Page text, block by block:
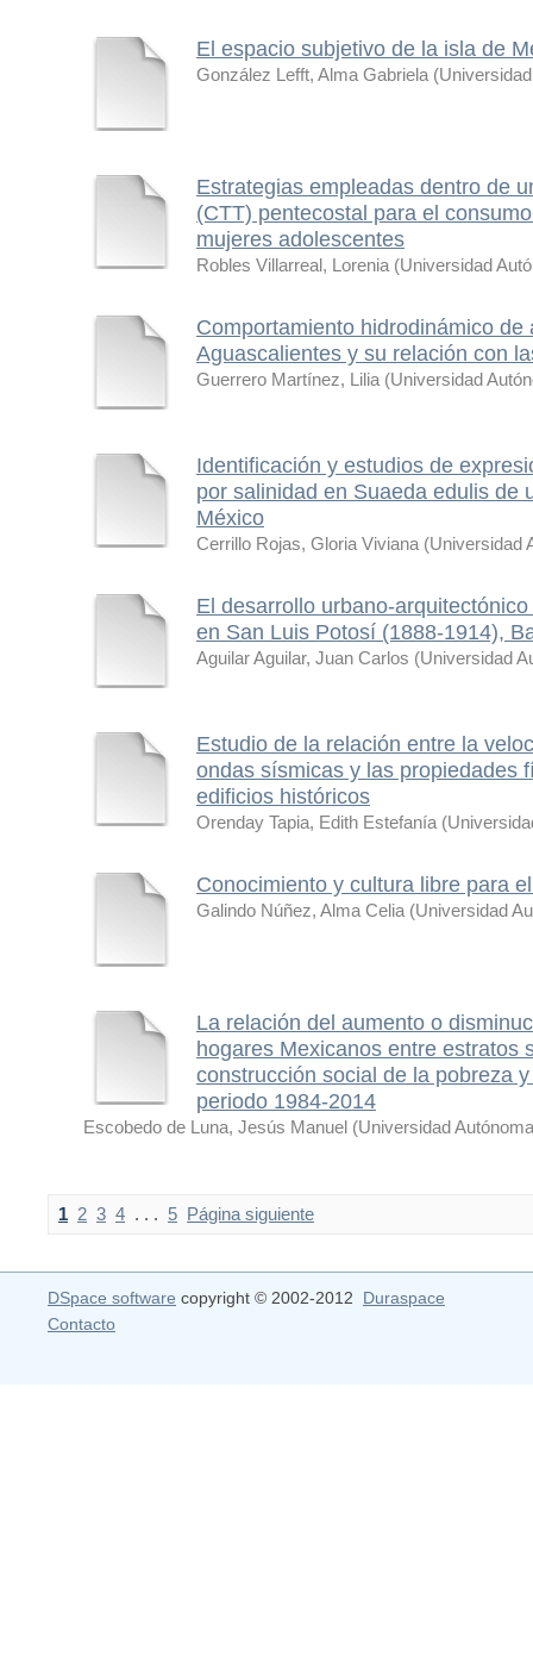
El espacio subjetivo de la isla de
González Lefft, Alma Gabriela (
Estrategias empleadas dentro de
(CTT) pentecostal para el
mujeres adolescentes
Robles Villarreal, Lorenia (Universidad
Comportamiento hidrodinámico
Aguascalientes y su relación con
Guerrero Martínez, Lilia (Universidad
Identificación y estudios de
por salinidad en Suaeda edulis de
México
Cerrillo Rojas, Gloria Viviana (Universidad
El desarrollo urbano-
en San Luis Potosí (1888-1914),
Aguilar Aguilar, Juan Carlos (Universidad
Estudio de la relación entre la
ondas sísmicas y las propiedades
edificios históricos
Orenday Tapia, Edith Estefanía (
Conocimiento y cultura libre para
Galindo Núñez, Alma Celia (Universidad
La relación del aumento o
hogares Mexicanos entre estratos
construcción social de la pobreza
periodo 1984-2014
Escobedo de Luna, Jesús Manuel (Universidad
1 2 3 4 . . . 5 Página siguiente
DSpace software copyright © 2002-2012 Duraspace
Contacto